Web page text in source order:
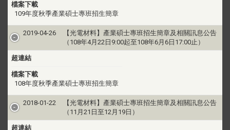
檔案下載
109年度秋季產業碩士專班招生簡章
2019-04-26
【光電材料】產業碩士專班招生簡章及相關訊息公告
（108年4月22日9:00起至108年6月6日17:00止）
超連結
檔案下載
108年度秋季產業碩士專班招生簡章
2018-01-22
【光電材料】產業碩士專班招生簡章及相關訊息公告
（11月21日至12月19日）
超連結